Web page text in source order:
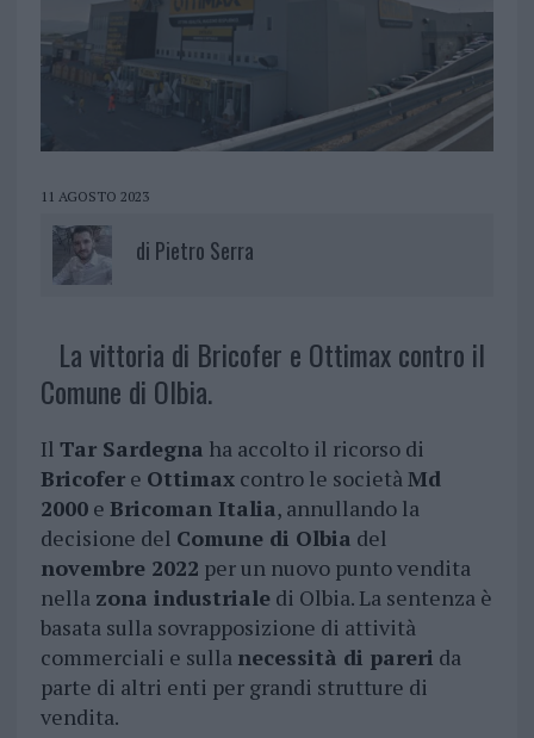
11 AGOSTO 2023
di Pietro Serra
La vittoria di Bricofer e Ottimax contro il
Comune di Olbia.
Il Tar Sardegna ha accolto il ricorso di
Bricofere Ottimaxcontro le societàMd
2000e Bricoman Italia, annullando la
decisione del Comune di Olbia del
novembre 2022 per un nuovo punto vendita
nella zona industrialedi Olbia. La sentenza è
basata sulla sovrapposizione di attività
commerciali e sulla necessità di pareri da
parte di altri enti per grandi strutture di
vendita.